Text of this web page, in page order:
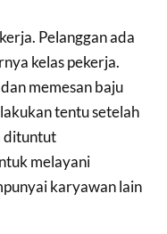
Pelanggan ada
kelas pekerja.
memesan baju
tentu setelah
dituntut
melayani
karyawan lain